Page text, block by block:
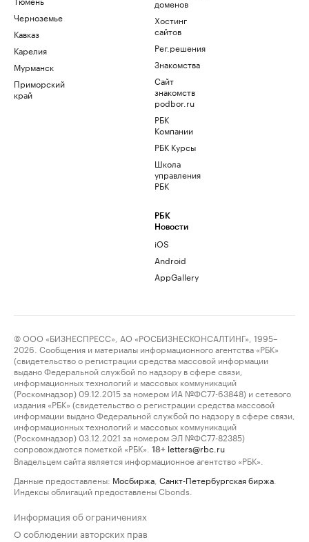
Черноземье
Кавказ
Карелия
Мурманск
Приморский
край
доменов
Хостинг
сайтов
Рег.решения
Знакомства
Сайт
знакомств
podbor.ru
РБК
Компании
РБК Курсы
Школа
управления
РБК
РБК
Новости
iOS
Android
AppGallery
© ООО «БИЗНЕСПРЕСС», АО «РОСБИЗНЕСКОНСАЛТИНГ», 1995–
2026. Сообщения и материалы информационного агентства «РБК»
(свидетельство о регистрации средства массовой информации
выдано Федеральной службой по надзору в сфере связи,
информационных технологий и массовых коммуникаций
(Роскомнадзор) 09.12.2015 за номером ИА №ФС77-63848) и сетевого
издания «РБК» (свидетельство о регистрации средства массовой
информации выдано Федеральной службой по надзору в сфере связи,
информационных технологий и массовых коммуникаций
(Роскомнадзор) 03.12.2021 за номером ЭЛ №ФС77-82385)
сопровождаются пометкой «РБК».
18+ letters@rbc.ru
Владельцем сайта является информационное агентство «РБК».
Данные предоставлены: Мосбиржа Санкт-Петербургская биржа
Индексы облигаций предоставлены Cbonds.
Информация об ограничениях
О соблюдении авторских прав